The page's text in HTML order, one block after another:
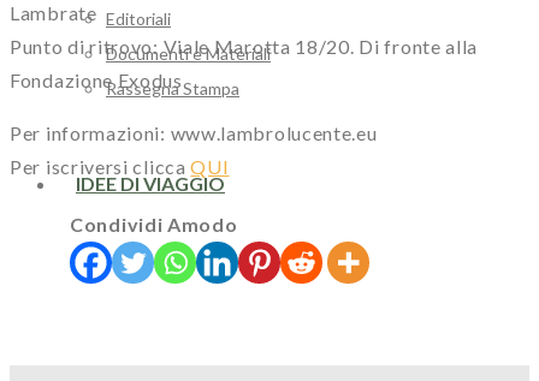
Editoriali
Documenti e Materiali
Rassegna Stampa
IDEE DI VIAGGIO
Lambrate
Punto di ritrovo: Viale Marotta 18/20. Di fronte alla
Fondazione Exodus
Per informazioni: www.lambrolucente.eu
Per iscriversi cliccaQUI
Condividi Amodo